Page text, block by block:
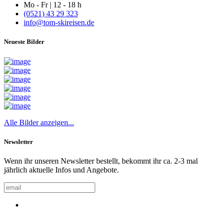
Mo - Fr | 12 - 18 h
(0521) 43 29 323
info@tom-skireisen.de
Neueste Bilder
Alle Bilder anzeigen...
Newsletter
Wenn ihr unseren Newsletter bestellt, bekommt ihr ca. 2-3 mal
jährlich aktuelle Infos und Angebote.